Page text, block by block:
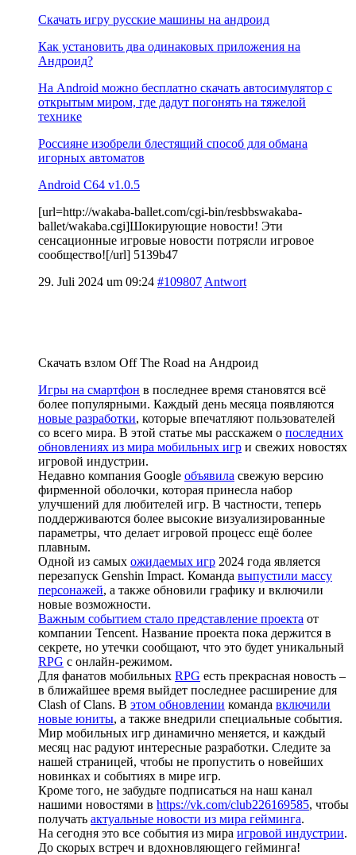
Скачать игру русские машины на андроид
Как установить два одинаковых приложения на
Андроид?
На Android можно бесплатно скачать автосимулятор с
открытым миром, где дадут погонять на тяжелой
технике
Россияне изобрели блестящий способ для обмана
игорных автоматов
Android C64 v1.0.5
[url=http://wakaba-ballet.com/cgi-bin/resbbswakaba-
ballet/wakaba.cgi]Шокирующие новости! Эти
сенсационные игровые новости потрясли игровое
сообщество![/url] 5139b47
29. Juli 2024 um 09:24 #109807 Antwort
Скачать взлом Off The Road на Андроид
Игры на смартфон в последнее время становятся всё
более популярными. Каждый день месяца появляются
новые разработки, которые впечатляют пользователей
со всего мира. В этой статье мы расскажем о последних
обновлениях из мира мобильных игр и свежих новостях
игровой индустрии.
Недавно компания Google объявила свежую версию
фирменной оболочки, которая принесла набор
улучшений для любителей игр. В частности, теперь
поддерживаются более высокие визуализированные
параметры, что делает игровой процесс ещё более
плавным.
Одной из самых ожидаемых игр 2024 года является
перезапуск Genshin Impact. Команда выпустили массу
персонажей, а также обновили графику и включили
новые возможности.
Важным событием стало представление проекта от
компании Tencent. Название проекта пока держится в
секрете, но утечки сообщают, что это будет уникальный
RPG с онлайн-режимом.
Для фанатов мобильных RPG есть прекрасная новость –
в ближайшее время выйдет последнее расширение для
Clash of Clans. В этом обновлении команда включили
новые юниты, а также внедрили специальные события.
Мир мобильных игр динамично меняется, и каждый
месяц нас радуют интересные разработки. Следите за
нашей страницей, чтобы не пропустить о новейших
новинках и событиях в мире игр.
Кроме того, не забудьте подписаться на наш канал
нашими новостями в https://vk.com/club226169585, чтобы
получать актуальные новости из мира гейминга.
На сегодня это все события из мира игровой индустрии.
До скорых встреч и вдохновляющего гейминга!